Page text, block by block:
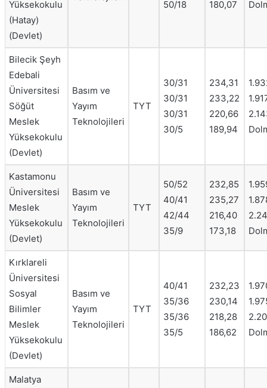
Yüksekokulu
(Hatay)
(Devlet)
50/18
180,07
Bilecik Şeyh
Edebali
Üniversitesi
Söğüt
Meslek
Yüksekokulu
(Devlet)
Basım ve
Yayım
Teknolojileri
TYT
30/31
30/31
30/31
30/5
234,31
233,22
220,66
189,94
Kastamonu
Üniversitesi
Meslek
Yüksekokulu
(Devlet)
Basım ve
Yayım
Teknolojileri
TYT
50/52
40/41
42/44
35/9
232,85
235,27
216,40
173,18
Kırklareli
Üniversitesi
Sosyal
Bilimler
Meslek
Yüksekokulu
(Devlet)
Basım ve
Yayım
Teknolojileri
TYT
40/41
35/36
35/36
35/5
232,23
230,14
218,28
186,62
Malatya